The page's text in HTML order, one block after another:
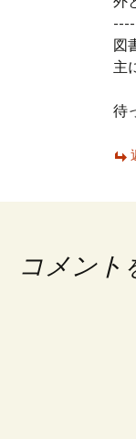
図
主
待
コメント